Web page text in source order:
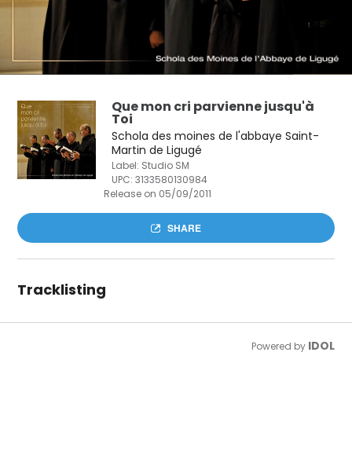
Que mon cri parvienne jusqu'à
Toi
Schola des moines de l'abbaye Saint-
Martin de Ligugé
Label: Studio SM
UPC:3133580130984
Release on 05/09/2011
SHARE
Tracklisting
Powered by IDOL